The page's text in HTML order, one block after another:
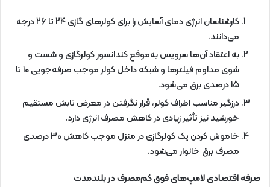
کارشناسان انرژی دمای آسایش را برای کولرهای گازی 24 تا 26 درجه
می‌دانند.
به اعتقاد آن‌ها سرویس به‌موقع کندانسور کولرگازی و شست و
شوی مداوم فیلترها و شبکه داخل کولر موجب صرفه‌جویی 10 تا
15 درصدی برق می‌شود.
درزگیر مناسب اطراف کولر، قرار نگرفتن در معرض تابش مستقیم
خورشید نیز تأثیر زیادی در کاهش مصرف انرژی دارد.
خاموش کردن یک کولرگازی در منزل موجب کاهش 30 درصدی
مصرف برق خانوار می‌شود.
صرفه اقتصادی لامپ‌های فوق کم‌مصرف در بلندمدت